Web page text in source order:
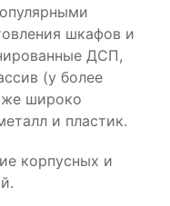
шкафов и
ДСП,
(у более
же широко
и пластик.
корпусных и